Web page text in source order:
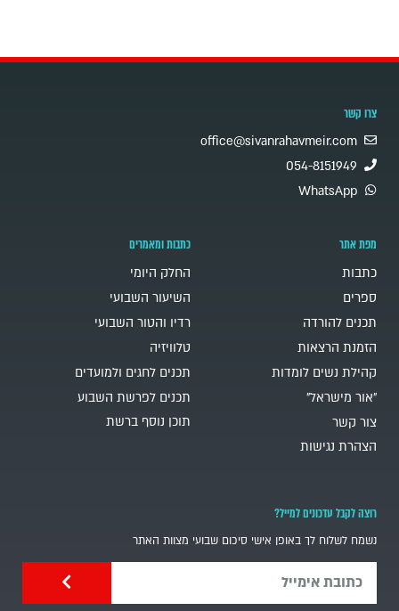
צרו קשר
office@sivanrahavmeir.com
054-8151949
WhatsApp
מפת אתר
כתבות
ספרים
תכנים להורדה
הזמנת הרצאות
קהילת נשים לומדות
"אור מישראל"
צור קשר
הצהרת נגישות
כתבות ומאמרים
החלק היומי
השיעור השבועי
רדיו והטור השבועי
טלוויזיה
תכנים לחגים ולמועדים
תכנים לפרשת השבוע
תוכן נוסף ברשת
רוצה לקבל עדכונים למייל?
נשמח לשלוח לך באופן אישי סיכום שבועי מצוות האתר